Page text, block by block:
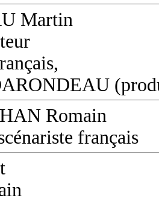
Martin
Romain
français